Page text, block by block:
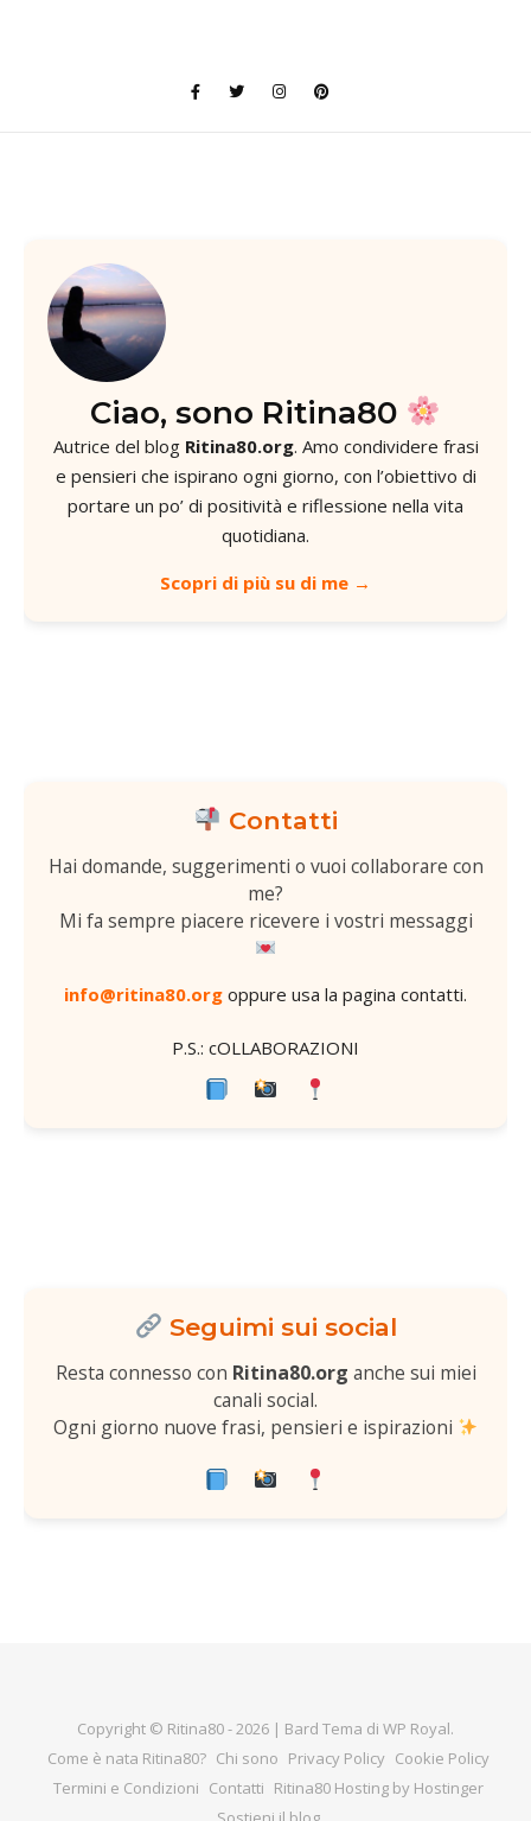
Ciao, sono Ritina80
Autrice del blog Ritina80.org. Amo condividere frasi
e pensieri che ispirano ogni giorno, con l’obiettivo di
portare un po’ di positività e riflessione nella vita
quotidiana.
Scopri di più su di me →
Contatti
Hai domande, suggerimenti o vuoi collaborare con
me?
Mi fa sempre piacere ricevere i vostri messaggi
info@ritina80.org oppure usa la pagina contatti.
P.S.: cOLLABORAZIONI
Seguimi sui social
Resta connesso con Ritina80.org anche sui miei
canali social.
Ogni giorno nuove frasi, pensieri e ispirazioni
Copyright © Ritina80 - 2026 | Bard Tema di WP Royal.
Come è nata Ritina80? Chi sono Privacy Policy Cookie Policy
Termini e Condizioni Contatti Ritina80 Hosting by Hostinger